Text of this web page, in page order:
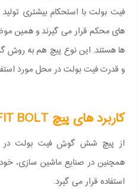
فیت بولت با استحکام بیشتری
های محکم قرار می گیرند و همین
ها هستند. این نوع پیچ هم به روش
و قدرت فیت بولت در محل مورد
کاربرد های پیچ FIT BOLT
از پیچ شش گوش فیت بولت در
همچنین در صنایع ماشین سازی،
استفاده قرار می گیرد.